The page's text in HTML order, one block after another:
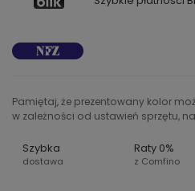
Pamiętaj, że prezentowany kolor
w zależności od ustawień sprzętu,
Szybka
dostawa
Raty 0%
z Comfino